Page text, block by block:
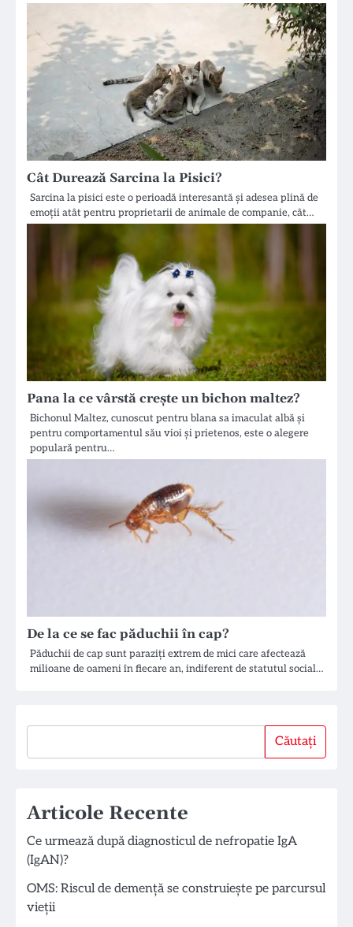
Cât Durează Sarcina la Pisici?
Sarcina la pisici este o perioadă interesantă și adesea plină de
emoții atât pentru proprietarii de animale de companie, cât…
Pana la ce vârstă crește un bichon maltez?
Bichonul Maltez, cunoscut pentru blana sa imaculat albă și
pentru comportamentul său vioi și prietenos, este o alegere
populară pentru…
De la ce se fac păduchii în cap?
Păduchii de cap sunt paraziți extrem de mici care afectează
milioane de oameni în fiecare an, indiferent de statutul social…
Căutați
Articole Recente
Ce urmează după diagnosticul de nefropatie IgA
(IgAN)?
OMS: Riscul de demență se construiește pe parcursul
vieții